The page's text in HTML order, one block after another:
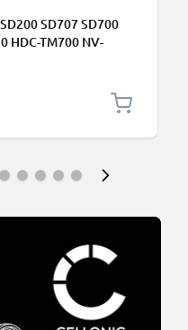
SD707 SD700
HDC-TM700 NV-